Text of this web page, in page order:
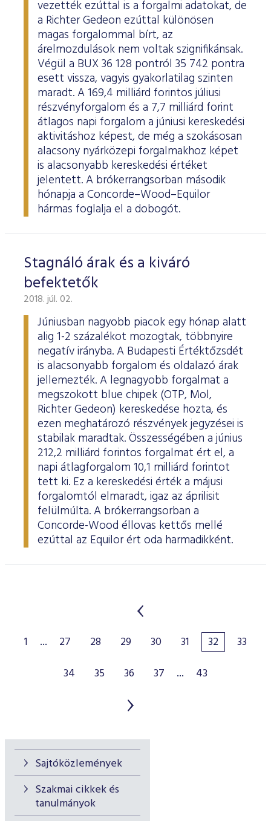
Sajtóközlemények
Szakmai cikkek és
tanulmányok
vezették ezúttal is a forgalmi adatokat, de
a Richter Gedeon ezúttal különösen
magas forgalommal bírt, az
árelmozdulások nem voltak szignifikánsak.
Végül a BUX 36 128 pontról 35 742 pontra
esett vissza, vagyis gyakorlatilag szinten
maradt. A 169,4 milliárd forintos júliusi
részvényforgalom és a 7,7 milliárd forint
átlagos napi forgalom a júniusi kereskedési
aktivitáshoz képest, de még a szokásosan
alacsony nyárközepi forgalmakhoz képet
is alacsonyabb kereskedési értéket
jelentett. A brókerrangsorban második
hónapja a Concorde–Wood–Equilor
hármas foglalja el a dobogót.
Stagnáló árak és a kiváró
befektetők
2018. júl. 02.
Júniusban nagyobb piacok egy hónap alatt
alig 1-2 százalékot mozogtak, többnyire
negatív irányba. A Budapesti Értéktőzsdét
is alacsonyabb forgalom és oldalazó árak
jellemezték. A legnagyobb forgalmat a
megszokott blue chipek (OTP, Mol,
Richter Gedeon) kereskedése hozta, és
ezen meghatározó részvények jegyzései is
stabilak maradtak. Összességében a június
212,2 milliárd forintos forgalmat ért el, a
napi átlagforgalom 10,1 milliárd forintot
tett ki. Ez a kereskedési érték a májusi
forgalomtól elmaradt, igaz az áprilisit
felülmúlta. A brókerrangsorban a
Concorde-Wood éllovas kettős mellé
ezúttal az Equilor ért oda harmadikként.
1 ... 27 28 29 30 31 32
33
34
35 36 37 ... 43